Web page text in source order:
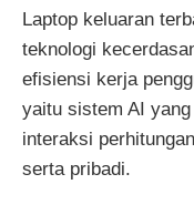
Laptop keluaran
teknologi
efisiensi kerja
yaitu sistem AI
interaksi
serta pribadi.